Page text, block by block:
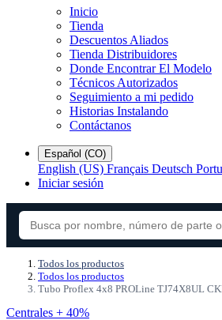
Inicio
Tienda
Descuentos Aliados
Tienda Distribuidores
Donde Encontrar El Modelo
Técnicos Autorizados
Seguimiento a mi pedido
Historias Instalando
Contáctanos
Español (CO)
English (US) Français Deutsch
Iniciar sesión
Todos los productos
Todos los productos
Tubo Proflex 4x8 PROLine TJ74X8UL
Centrales + 40%